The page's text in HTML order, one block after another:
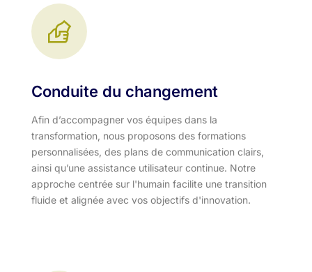
Conduite du changement
Afin d’accompagner vos équipes dans la
transformation, nous proposons des formations
personnalisées, des plans de communication clairs,
ainsi qu’une assistance utilisateur continue. Notre
approche centrée sur l'humain facilite une transition
fluide et alignée avec vos objectifs d'innovation.​